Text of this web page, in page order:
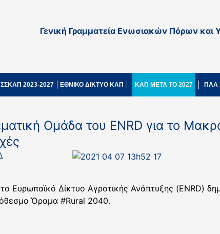
Γενική Γραμματεία Ενωσιακών Πόρων
2023-2027 ΕΘΝΙΚΟ ΔΙΚΤΥΟ ΚΑΠ ΚΑΠ ΜΕΤΑ ΤΟ 2027 ΠΑΑ
Ομάδα του ENRD για το
Ευρωπαϊκό Δίκτυο Αγροτικής Ανάπτυξης (ENRD)
Όραμα #Rural 2040.